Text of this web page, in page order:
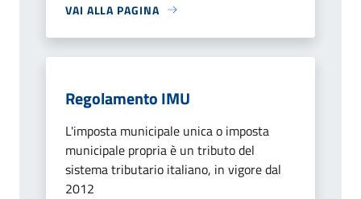
VAI ALLA PAGINA
Regolamento IMU
L'imposta municipale unica o imposta
municipale propria è un tributo del
sistema tributario italiano, in vigore dal
2012